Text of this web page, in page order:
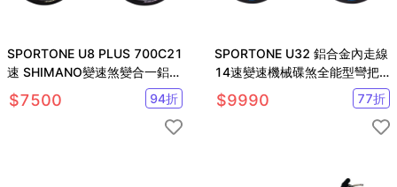
SPORTONE U8 PLUS 700C21
速 SHIMANO變速煞變合一鋁合
金平把公路車
$7500 94折
SPORTONE U32 鋁合金內走線
14速變速機械碟煞全能型彎把
公路車煞變合一
$9990 77折